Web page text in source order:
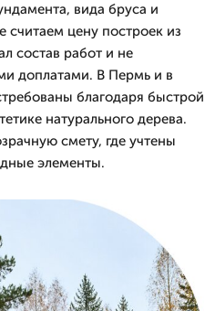
вида бруса и
считаем цену построек из
состав работ и не
доплатами. В Пермь и в
благодаря быстрой
натурального дерева.
смету, где учтены
элементы.